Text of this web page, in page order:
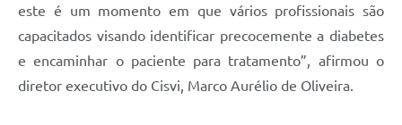
este é um momento em que vários profissionais são
capacitados visando identificar precocemente a diabetes
e encaminhar o paciente para tratamento”, afirmou o
diretor executivo do Cisvi, Marco Aurélio de Oliveira.